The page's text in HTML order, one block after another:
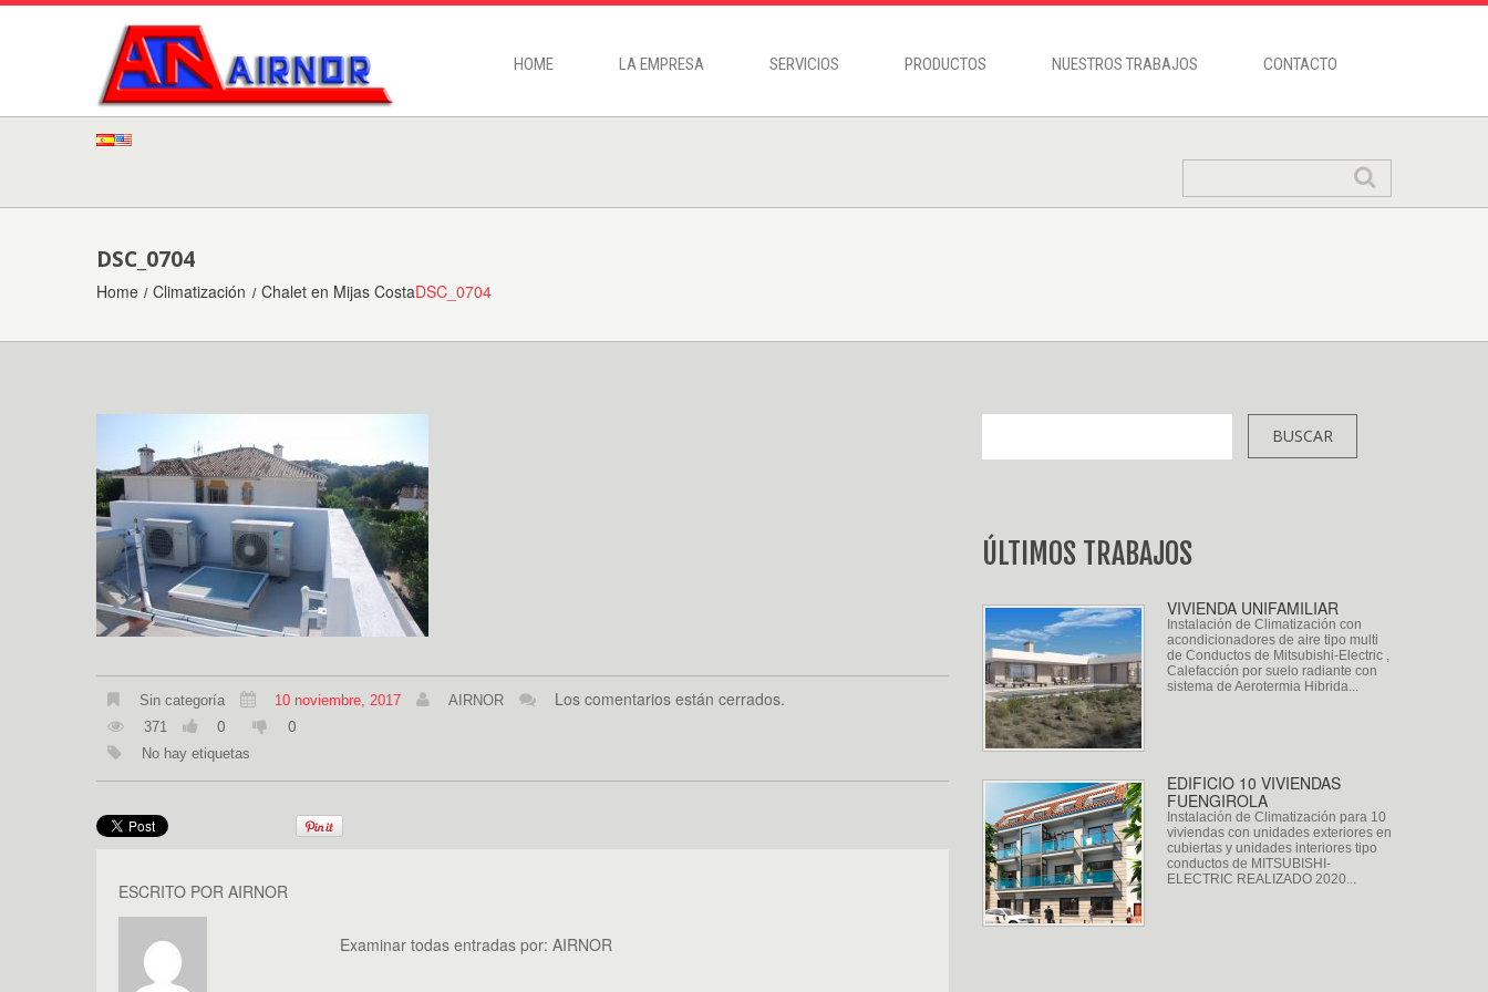
HOME LA EMPRESA SERVICIOS PRODUCTOS NUESTROS TRABAJOS CONTACTO
DSC_0704
Home Climatización Chalet en Mijas CostaDSC_0704
Sin categoría 10 noviembre, 2017 AIRNOR Los comentarios están cerrados.
371 0 0
No hay etiquetas
ESCRITO POR AIRNOR
Examinar todas entradas por: AIRNOR
ÚLTIMOS TRABAJOS
VIVIENDA UNIFAMILIAR
Instalación de Climatización con
acondicionadores de aire tipo multi
de Conductos de Mitsubishi-Electric ,
Calefacción por suelo radiante con
sistema de Aerotermia Hibrida...
EDIFICIO 10 VIVIENDAS
FUENGIROLA
Instalación de Climatización para 10
viviendas con unidades exteriores en
cubiertas y unidades interiores tipo
conductos de MITSUBISHI-
ELECTRIC REALIZADO 2020...